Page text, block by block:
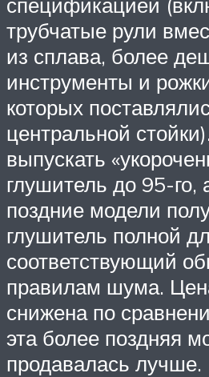
трубчатые рули
из сплава, более
инструменты и
которых
центральной
выпускать
глушитель до 95-го,
поздние модели
глушитель полной
соответствующий
правилам шума.
снижена по
эта более поздняя
продавалась лучше.